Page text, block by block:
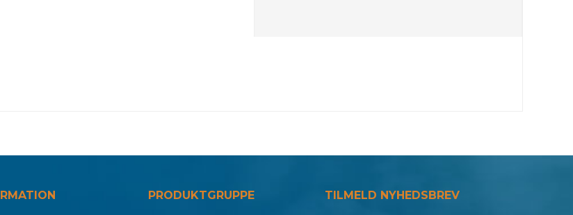
PRODUKTGRUPPE TILMELD NYHEDSBREV